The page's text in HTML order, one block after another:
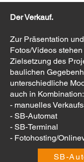
Der Verkauf.
Zur Präsentation
Fotos/Videos
Zielsetzung des
baulichen
unterschiedliche
auch in Kombination:
- manuelles
- SB-Automat
- SB-Terminal
- Fotohosting/
SB-